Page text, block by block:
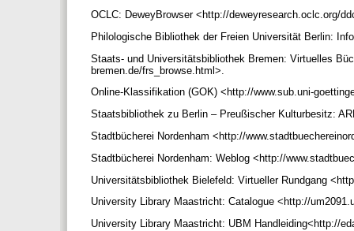
OCLC: DeweyBrowser <http://deweyresearch.oclc.org/
Philologische Bibliothek der Freien Universität Berlin:
Staats- und Universitätsbibliothek Bremen: Virtuelles
bremen.de/frs_browse.html>.
Online-Klassifikation (GOK) <http://www.sub.uni-
Staatsbibliothek zu Berlin – Preußischer Kulturbesitz:
Stadtbücherei Nordenham <http://
Stadtbücherei Nordenham: Weblog <http://
Universitätsbibliothek Bielefeld: Virtueller Rundgang
University Library Maastricht: Catalogue <http://
University Library Maastricht: UBM Handleiding<http://